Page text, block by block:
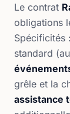
Le contrat
obligations
Spécificités :
standard
grêle et la
assistance